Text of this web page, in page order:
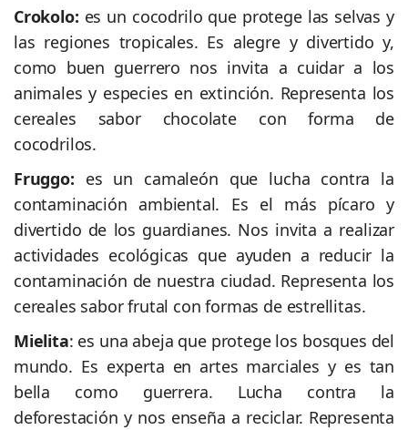
Crokolo: es un cocodrilo que protege las selvas y
las regiones tropicales. Es alegre y divertido y,
como buen guerrero nos invita a cuidar a los
animales y especies en extinción. Representa los
cereales sabor chocolate con forma de
cocodrilos.
Fruggo: es un camaleón que lucha contra la
contaminación ambiental. Es el más pícaro y
divertido de los guardianes. Nos invita a realizar
actividades ecológicas que ayuden a reducir la
contaminación de nuestra ciudad. Representa los
cereales sabor frutal con formas de estrellitas.
Mielita: es una abeja que protege los bosques del
mundo. Es experta en artes marciales y es tan
bella como guerrera. Lucha contra la
deforestación y nos enseña a reciclar. Representa